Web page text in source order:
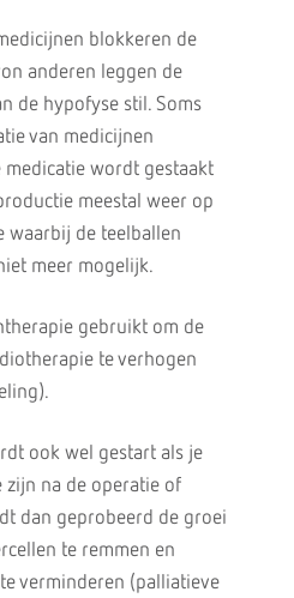
blokkeren de
anderen leggen de
de hypofyse stil. Soms
van medicijnen
medicatie wordt gestaakt
meestal weer op
waarbij de teelballen
meer mogelijk.
gebruikt om de
te verhogen
ook wel gestart als je
na de operatie of
dan geprobeerd de groei
te remmen en
verminderen (palliatieve